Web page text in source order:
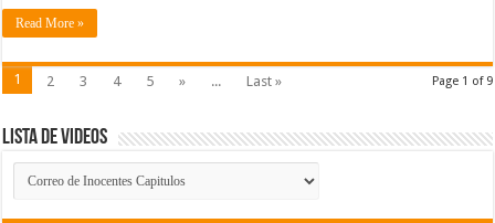
Read More »
Page 1 of 9
1 2 3 4 5 » ... Last »
Lista de Videos
Lista
de
Videos